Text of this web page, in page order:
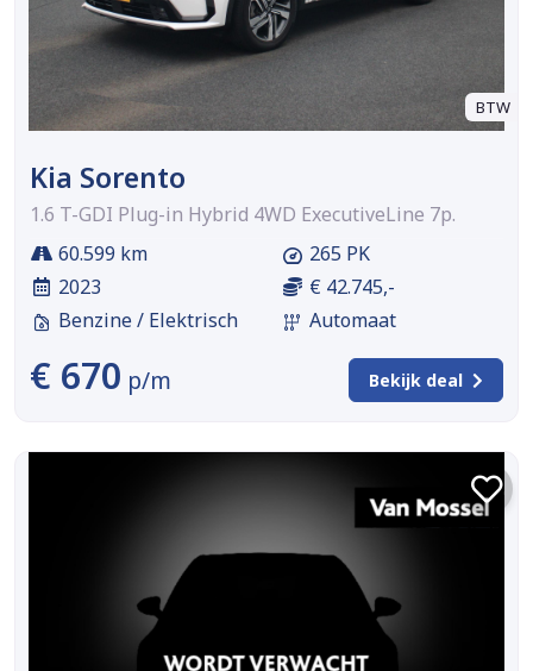
BTW
Kia Sorento
1.6 T-GDI Plug-in Hybrid 4WD ExecutiveLine 7p.
60.599 km
2023
Benzine / Elektrisch
265 PK
€ 42.745,-
Automaat
€ 670 p/m Bekijk deal